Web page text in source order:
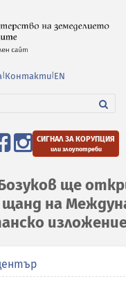
Контакти EN
СИГНАЛ ЗА КОРУПЦИЯ
или злоупотреби
ще
щанд на